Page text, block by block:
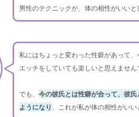
男性のテクニックが、体の相性がいいと
私にはちょっと変わった性癖があって
エッチをしていても楽しいと思えません
でも、 今の彼氏とは性癖が合って、彼
ようになり、これが私が体の相性がいい